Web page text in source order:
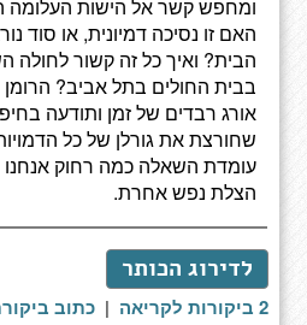
ומחפש קשר אל הישות העלומה
האם זו נסיכה דמיונית, או סוד
הבית? ואיך כל זה קשור לחולה
בבית החולים בתל אביב?
אורג רבדים של זמן ותודעה
שחורצת את גורלן של כל
עומדת השאלה כמה רחוק אנחנו
הצלת נפש אחרת.
לדירוג הכותר
2 ביקורות לקריאה | כתוב